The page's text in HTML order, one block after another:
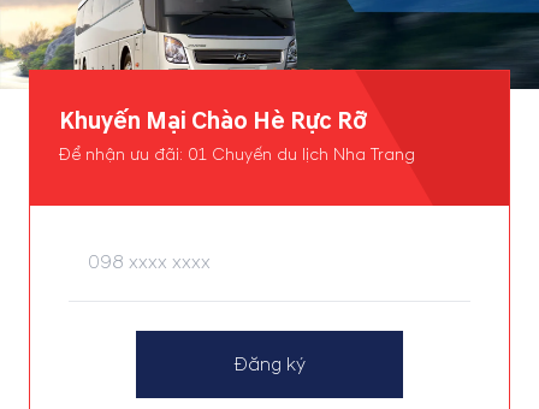
Khuyến Mại Chào Hè Rực Rỡ
Để nhận ưu đãi: 01 Chuyến du lịch Nha Trang
Đăng ký